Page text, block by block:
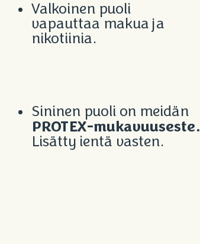
Valkoinen puoli
vapauttaa makua ja
nikotiinia.
Sininen puoli on meidän
PROTEX-mukavuuseste.
Lisätty ientä vasten.